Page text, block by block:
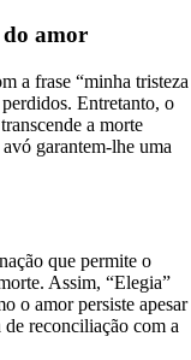
do amor
a frase “minha tristeza
Entretanto, o
a morte
garantem-lhe uma
que permite o
Assim, “Elegia”
o amor persiste apesar
reconciliação com a